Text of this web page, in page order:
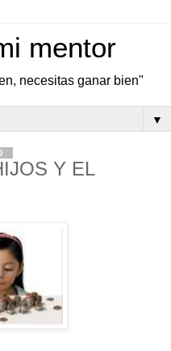
mentor
necesitas ganar bien"
▼
Y EL